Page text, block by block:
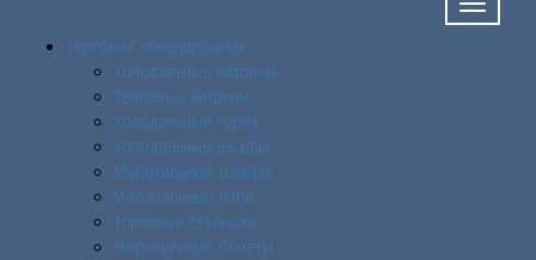
Свернуть/
Торговое оборудованиe
Холодильные витрины
Тепловые витрины
Холодильные горки
Холодильные шкафы
Морозильные шкафы
Морозильные лари
Торговые стеллажи
Морозильные бонеты